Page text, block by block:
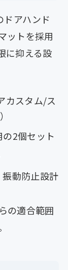
アハンド
ットを採用
に抑える設
カスタム/ス
の2個セット
振動防止設計
の適合範囲